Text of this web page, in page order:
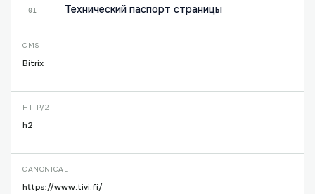
01 Технический паспорт страницы
CMS
Bitrix
HTTP/2
h2
CANONICAL
https://www.tivi.fi/